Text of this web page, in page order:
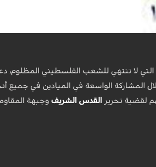
التي لا تنتهي للشعب الفلسطيني
المشاركة الواسعة في الميادين في جميع أنحاء
لقضية تحرير
القدس الشريف وجبهة